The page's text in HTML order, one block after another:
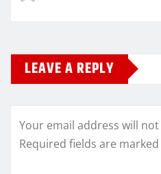
LEAVE A REPLY
Your email address will
Required fields are marked